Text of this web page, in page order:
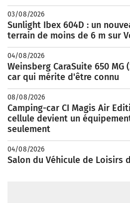
03/08/2026
Sunlight Ibex 604D : un
terrain de moins de 6 m sur
04/08/2026
Weinsberg CaraSuite 650 MG
car qui mérite d'être connu
08/08/2026
Camping-car CI Magis Air
cellule devient un
seulement
04/08/2026
Salon du Véhicule de Loisirs